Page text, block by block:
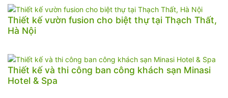
Thiết kế vườn fusion cho biệt thự tại Thạch Thất,
Hà Nội
Thiết kế và thi công ban công khách sạn Minasi
Hotel & Spa